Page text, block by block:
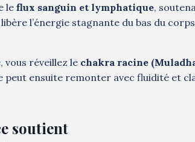
le flux sanguin et lymphatique,
l’énergie stagnante du bas du
vous réveillez le chakra racine
peut ensuite remonter avec fluidité et
soutient